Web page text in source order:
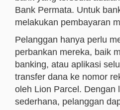
Bank Permata. Untuk
melakukan pembayaran
Pelanggan hanya perlu
perbankan mereka, baik
banking, atau aplikasi
transfer dana ke nomor
oleh Lion Parcel. Dengan
sederhana, pelanggan